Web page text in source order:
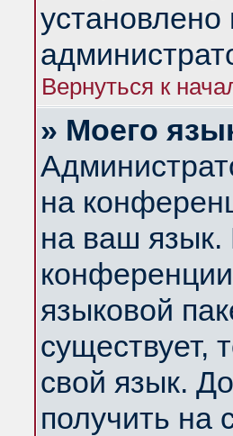
Вернуться к
» Моего
на
на ваш язык.
языковой
существует,
свой язык.
получить на